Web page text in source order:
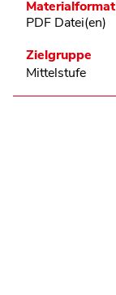
Materialformat
PDF Datei(en)
Zielgruppe
Mittelstufe